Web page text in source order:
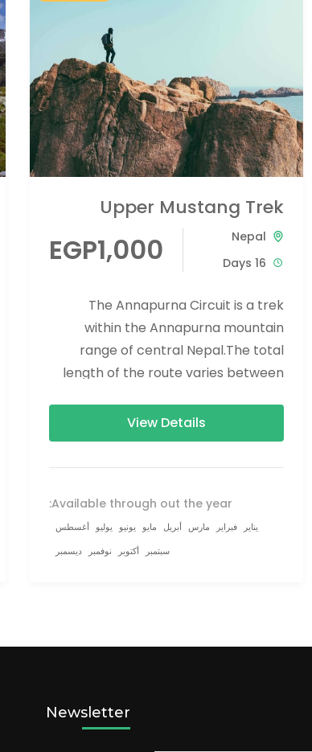
Upper Mustang Trek
Nepal
16 Days
EGP1,000
The Annapurna Circuit is a trek
within the Annapurna mountain
range of central Nepal.The total
length of the route varies between
View Details
Available through out the year:
يناير فبراير مارس أبريل مايو يونيو يوليو أغسطس
سبتمبر
أكتوبر نوفمبر ديسمبر
Newsletter